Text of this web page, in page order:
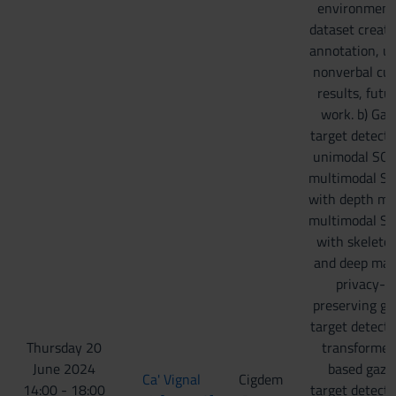
Thursday 20
June 2024
14:00 - 18:00
Ca' Vignal
Cigdem
dataset
annotation,
nonverbal
results,
work. b)
target
unimodal
multimodal
with depth
multimodal
with
and deep
privacy-
preserving
target
based gaze
target